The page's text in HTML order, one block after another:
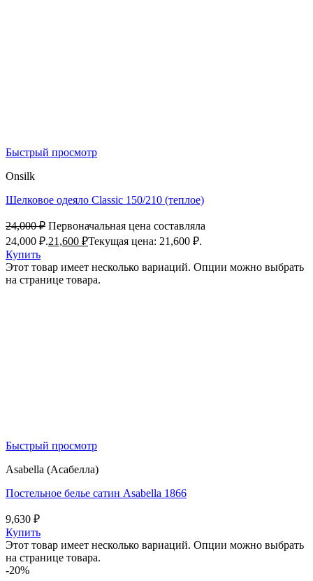
Быстрый просмотр
Onsilk
Шелковое одеяло Classic 150/210 (теплое)
24,000₽ Первоначальная цена составляла
24,000 ₽.21,600 ₽Текущая цена: 21,600 ₽.
Купить
Этот товар имеет несколько вариаций. Опции можно выбрать
на странице товара.
Быстрый просмотр
Asabella (Асабелла)
Постельное белье сатин Asabella 1866
9,630 ₽
Купить
Этот товар имеет несколько вариаций. Опции можно выбрать
на странице товара.
-20%